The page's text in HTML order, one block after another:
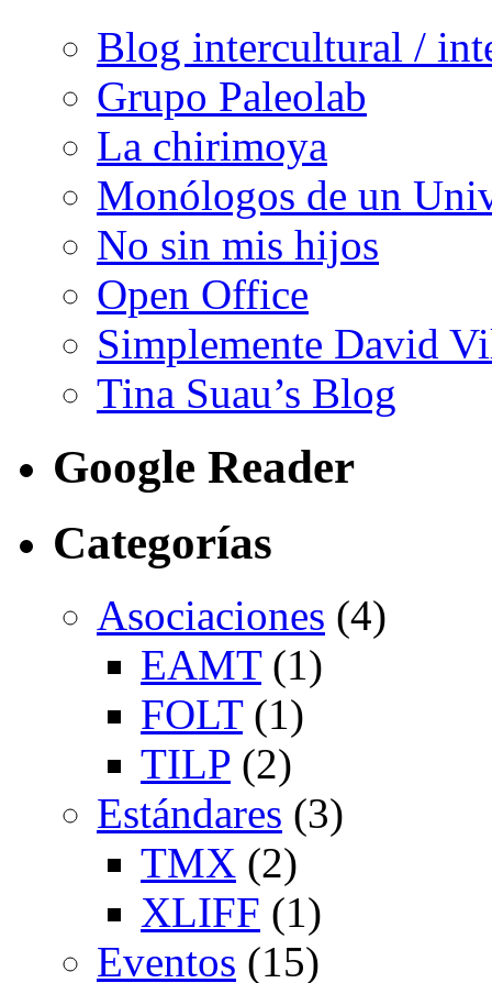
Blog intercultural /
Grupo Paleolab
La chirimoya
Monólogos de un
No sin mis hijos
Open Office
Simplemente David
Tina Suau’s Blog
Google Reader
Categorías
Asociaciones (4)
EAMT(1)
FOLT(1)
TILP (2)
Estándares (3)
TMX (2)
XLIFF (1)
Eventos (15)